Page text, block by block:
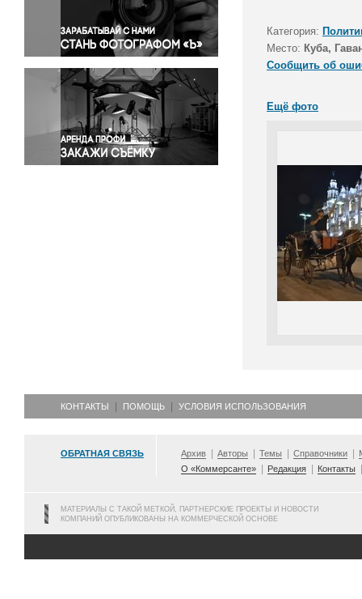
Правосудие
Происшествия и конфликты
Религия
Светская жизнь
Спорт
Экология
Экономика и бизнес
Категория:
Место: Куба,
Сообщить об
Ещё фото
КОНТАКТЫ ПОМОЩЬ УСЛОВИЯ ИСПОЛЬЗОВАНИЯ
ОБРАТНАЯ СВЯЗЬ Архив Авторы Темы Справочники
О «Коммерсанте»
Редакция Контакты
МАТЕРИАЛЫ С ТАКОЙ МЕТКОЙ, ПАРТНЕРСКИЕ ПРОЕКТЫ И НОВОСТИ
КОМПАНИЙ ОПУБЛИКОВАНЫ НА КОММЕРЧЕСКОЙ ОСНОВЕ